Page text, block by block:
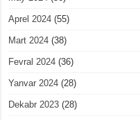
Aprel 2024 (55)
Mart 2024 (38)
Fevral 2024 (36)
Yanvar 2024 (28)
Dekabr 2023 (28)